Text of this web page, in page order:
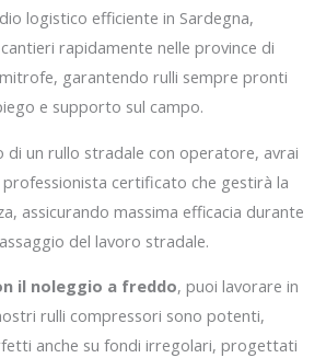
logistico efficiente in Sardegna,
rapidamente nelle province di
garantendo rulli sempre pronti
e supporto sul campo.
di un rullo stradale con operatore, avrai
professionista certificato che gestirà la
assicurando massima efficacia durante
del lavoro stradale.
il noleggio a freddo, puoi lavorare in
rulli compressori sono potenti,
anche su fondi irregolari, progettati